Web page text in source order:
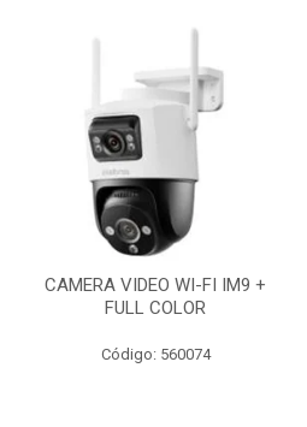
CAMERA VIDEO WI-FI IM9 +
FULL COLOR
Código: 560074